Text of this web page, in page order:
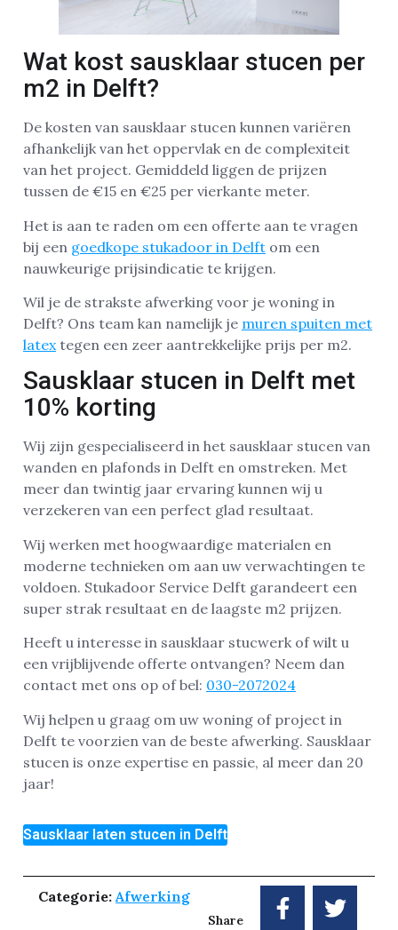
Wat kost sausklaar stucen per
m2 in Delft?
De kosten van sausklaar stucen kunnen variëren
afhankelijk van het oppervlak en de complexiteit
van het project. Gemiddeld liggen de prijzen
tussen de €15 en €25 per vierkante meter.
Het is aan te raden om een offerte aan te vragen
bij een goedkope stukadoor in Delft om een
nauwkeurige prijsindicatie te krijgen.
Wil je de strakste afwerking voor je woning in
Delft? Ons team kan namelijk je muren spuiten met
latextegen een zeer aantrekkelijke prijs per m2.
Sausklaar stucen in Delft met
10% korting
Wij zijn gespecialiseerd in het sausklaar stucen van
wanden en plafonds in Delft en omstreken. Met
meer dan twintig jaar ervaring kunnen wij u
verzekeren van een perfect glad resultaat.
Wij werken met hoogwaardige materialen en
moderne technieken om aan uw verwachtingen te
voldoen. Stukadoor Service Delft garandeert een
super strak resultaat en de laagste m2 prijzen.
Heeft u interesse in sausklaar stucwerk of wilt u
een vrijblijvende offerte ontvangen? Neem dan
contact met ons op of bel: 030-2072024
Wij helpen u graag om uw woning of project in
Delft te voorzien van de beste afwerking. Sausklaar
stucen is onze expertise en passie, al meer dan 20
jaar!
Sausklaar laten stucen in Delft
Categorie:Afwerking
Share